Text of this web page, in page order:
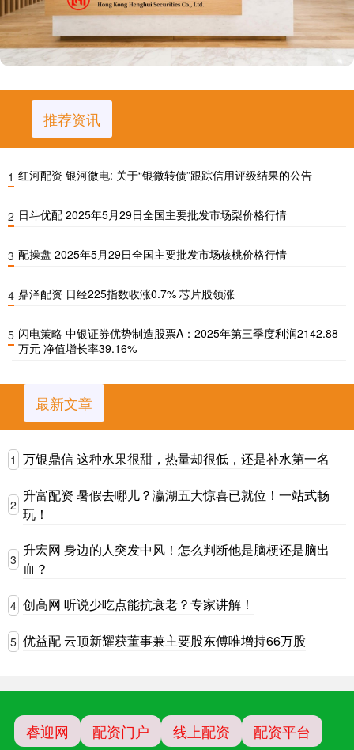
推荐资讯
1 红河配资 银河微电: 关于“银微转债”跟踪信用评级结果的公告
2 日斗优配 2025年5月29日全国主要批发市场梨价格行情
3 配操盘 2025年5月29日全国主要批发市场核桃价格行情
4 鼎泽配资 日经225指数收涨0.7% 芯片股领涨
5 闪电策略 中银证券优势制造股票A：2025年第三季度利润2142.88
万元 净值增长率39.16%
最新文章
1 万银鼎信 这种水果很甜，热量却很低，还是补水第一名
2
升富配资 暑假去哪儿？瀛湖五大惊喜已就位！一站式畅
玩！
3
升宏网 身边的人突发中风！怎么判断他是脑梗还是脑出
血？
4 创高网 听说少吃点能抗衰老？专家讲解！
5 优益配 云顶新耀获董事兼主要股东傅唯增持66万股
睿迎网 配资门户 线上配资 配资平台